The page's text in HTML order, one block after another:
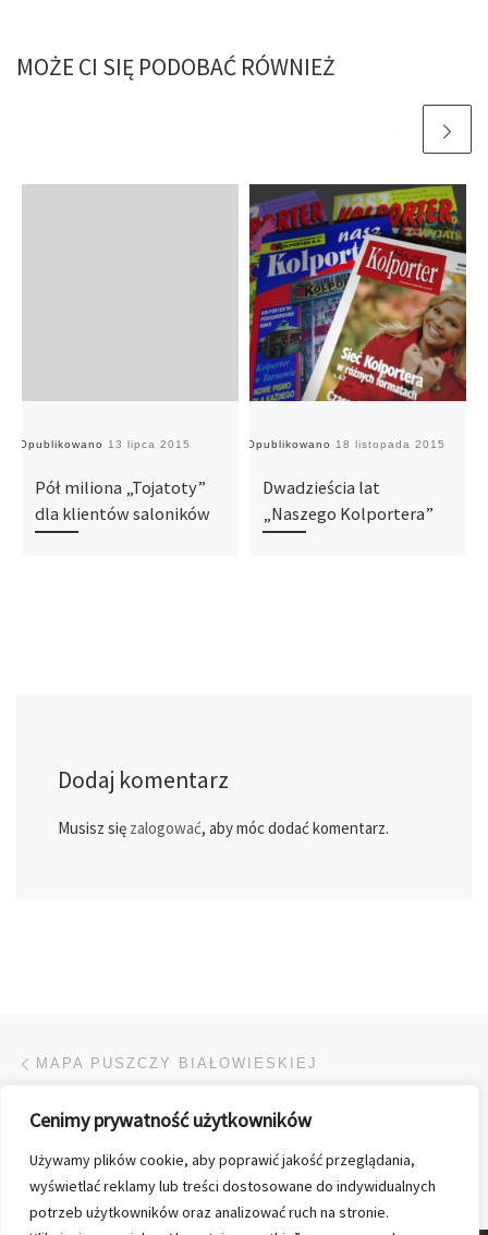
Cenimy prywatność użytkowników
Używamy plików cookie, aby poprawić jakość przeglądania,
wyświetlać reklamy lub treści dostosowane do indywidualnych
potrzeb użytkowników oraz analizować ruch na stronie.
MOŻE CI SIĘ PODOBAĆ RÓWNIEŻ
Opublikowano 13 lipca 2015
Pół miliona „Tojatoty”
dla klientów saloników
Opublikowano 18 listopada 2015
Dwadzieścia lat
„Naszego Kolportera”
Dodaj komentarz
Musisz się zalogować, aby móc dodać komentarz.
Przeglądanie Wpisów
MAPA PUSZCZY BIAŁOWIESKIEJ
POWRÓT DO LISTY
„ŚWIAT KOBIETY” W NOWEJ ODSŁONIE